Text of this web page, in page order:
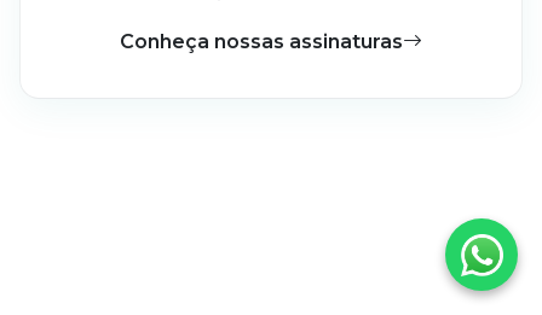
Conheça nossas assinaturas